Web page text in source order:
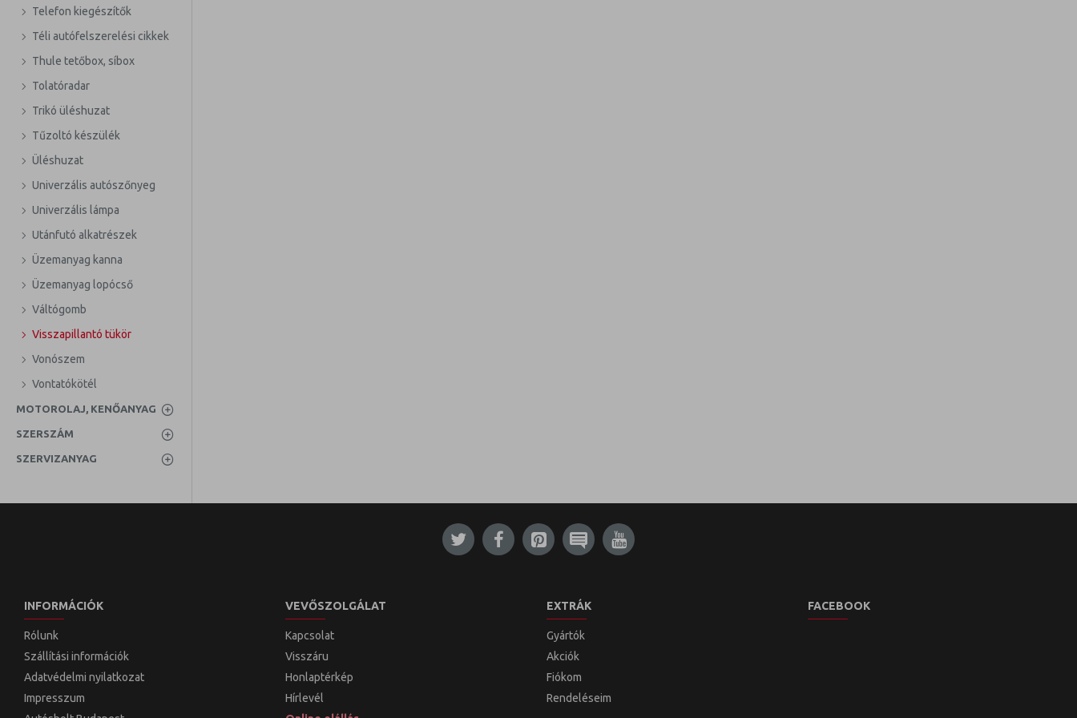
Telefon kiegészítők
Téli autófelszerelési cikkek
Thule tetőbox, síbox
Tolatóradar
Trikó üléshuzat
Tűzoltó készülék
Üléshuzat
Univerzális autószőnyeg
Univerzális lámpa
Utánfutó alkatrészek
Üzemanyag kanna
Üzemanyag lopócső
Váltógomb
Visszapillantó tükör
Vonószem
Vontatókötél
MOTOROLAJ, KENŐANYAG
SZERSZÁM
SZERVIZANYAG
INFORMÁCIÓK
Rólunk
Szállítási információk
Adatvédelmi nyilatkozat
Impresszum
VEVŐSZOLGÁLAT
Kapcsolat
Visszáru
Honlaptérkép
Hírlevél
EXTRÁK
Gyártók
Akciók
Fiókom
Rendeléseim
FACEBOOK